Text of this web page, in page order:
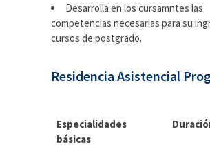
Desarrolla en los cursamntes las
competencias necesarias para su
cursos de postgrado.
Residencia Asistencial
Especialidades
básicas